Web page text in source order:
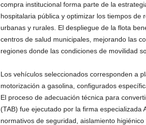
compra institucional forma parte de la
hospitalaria pública y optimizar los tiempos
urbanas y rurales. El despliegue de la flota
centros de salud municipales, mejorando las
regiones donde las condiciones de movilidad
Los vehículos seleccionados corresponden a
motorización a gasolina, configurados
El proceso de adecuación técnica para
(TAB) fue ejecutado por la firma especializada
normativos de seguridad, aislamiento